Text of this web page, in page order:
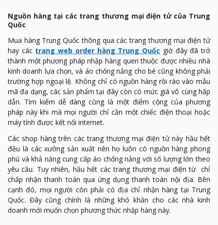
Nguồn hàng tại các trang thương mại điện tử của Trung
Quốc
Mua hàng Trung Quốc thông qua các trang thương mại điện tử
hay các trang web order hàng Trung Quốc giờ đây đã trở
thành một phương pháp nhập hàng quen thuộc được nhiều nhà
kinh doanh lựa chọn, và áo chống nắng cho bé cũng không phải
trường hợp ngoại lệ. Không chỉ có nguồn hàng rồi rào vào mẫu
mã đa dạng, các sản phẩm tại đây còn có mức giá vô cùng hấp
dẫn. Tìm kiếm dễ dàng cũng là một điểm cộng của phương
pháp này khi mà mọi người chỉ cần một chiếc điện thoại hoặc
máy tính được kết nối internet.
Các shop hàng trên các trang thương mại điện tử này hầu hết
đều là các xưởng sản xuất nên họ luôn có nguồn hàng phong
phú và khả năng cung cấp áo chống nắng với số lượng lớn theo
yêu cầu. Tuy nhiên, hầu hết các trang thương mại điện từ chỉ
chấp nhận thanh toán qua ứng dụng thanh toán nội địa. Bên
cạnh đó, mọi người còn phải có địa chỉ nhận hàng tại Trung
Quốc. Đây cũng chính là những khó khăn cho các nhà kinh
doanh mới muốn chọn phương thức nhập hàng này.